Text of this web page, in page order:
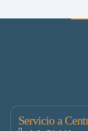
Servicio a